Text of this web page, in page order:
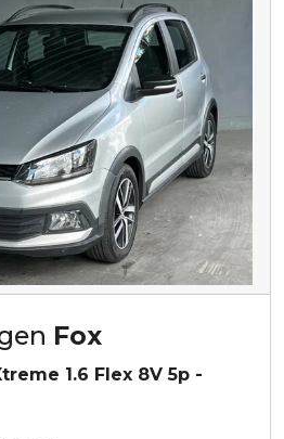
Fox
1.6 Flex 8V 5p -